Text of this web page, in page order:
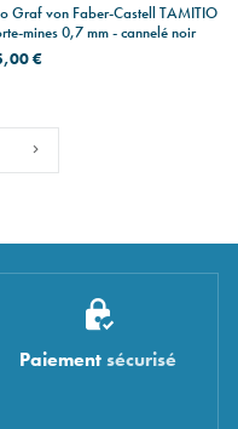
Graf von Faber-Castell TAMITIO
mines 0,7 mm - cannelé noir
€
Paiement sécurisé